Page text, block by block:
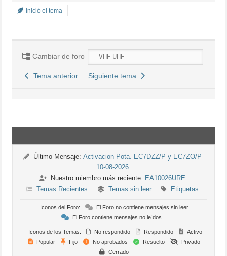
Inició el tema
Cambiar de foro
Tema anterior Siguiente tema
Último Mensaje: Activacion Pota. EC7DZZ/P y EC7ZO/P
10-08-2026
Nuestro miembro más reciente: EA10026URE
Temas Recientes
Temas sin leer Etiquetas
Iconos del Foro:
El Foro no contiene mensajes sin leer
El Foro contiene mensajes no leídos
Iconos de los Temas: No respondido Respondido
Activo
Popular
Fijo No aprobados Resuelto
Privado
Cerrado